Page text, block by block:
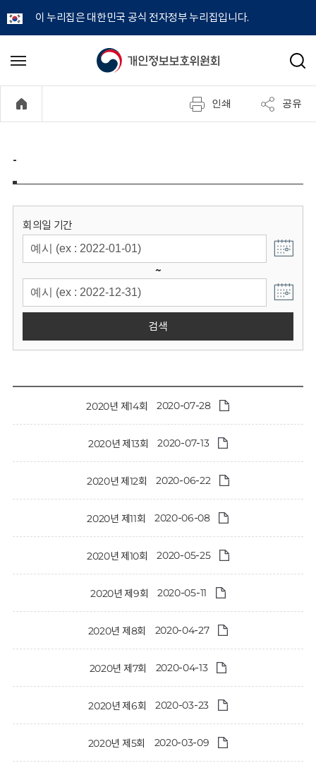
이 누리집은 대한민국 공식 전자정부 누리집입니다.
개
정
보
위
원
회
메
기
검
인쇄 공유
-
회의일 기간
~
검색
2020년 제14회 2020-07-28
2020년 제13회 2020-07-13
2020년 제12회 2020-06-22
2020년 제11회 2020-06-08
2020년 제10회 2020-05-25
2020년 제9회 2020-05-11
2020년 제8회 2020-04-27
2020년 제7회 2020-04-13
2020년 제6회 2020-03-23
2020년 제5회 2020-03-09